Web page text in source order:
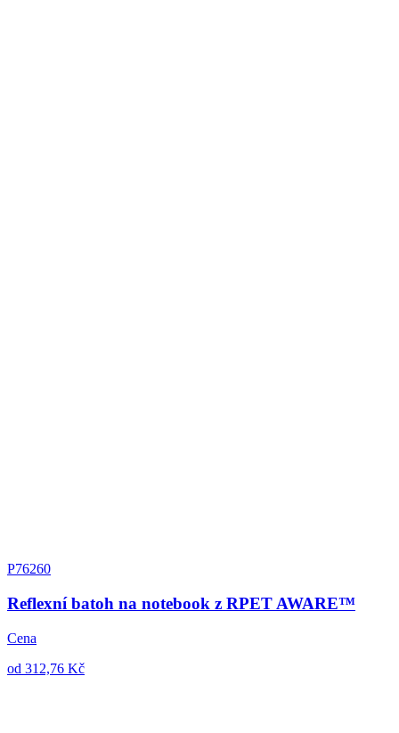
P76260
Reflexní batoh na notebook z RPET AWARE™
Cena
od 312,76 Kč